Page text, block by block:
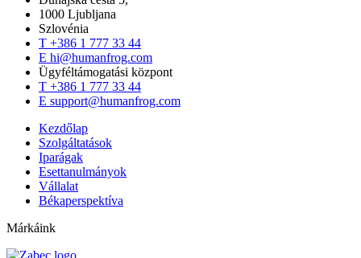
1000 Ljubljana
Szlovénia
T +386 1 777 33 44
E hi@humanfrog.com
Ügyféltámogatási központ
T +386 1 777 33 44
E support@humanfrog.com
Kezdőlap
Szolgáltatások
Iparágak
Esettanulmányok
Vállalat
Békaperspektíva
Márkáink